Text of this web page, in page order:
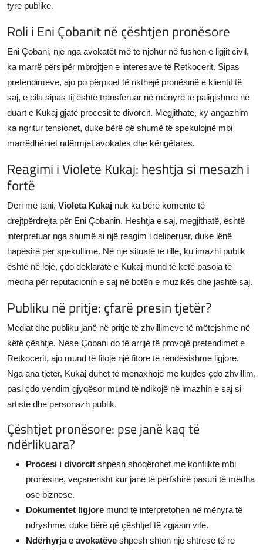
tyre publike.
Roli i Eni Çobanit në çështjen pronësore
Eni Çobani, një nga avokatët më të njohur në fushën e ligjit civil,
ka marrë përsipër mbrojtjen e interesave të Retkocerit. Sipas
pretendimeve, ajo po përpiqet të rikthejë pronësinë e klientit të
saj, e cila sipas tij është transferuar në mënyrë të paligjshme në
duart e Kukaj gjatë procesit të divorcit. Megjithatë, ky angazhim
ka ngritur tensionet, duke bërë që shumë të spekulojnë mbi
marrëdhëniet ndërmjet avokates dhe këngëtares.
Reagimi i Violete Kukaj: heshtja si mesazh i
fortë
Deri më tani, Violeta Kukaj nuk ka bërë komente të
drejtpërdrejta për Eni Çobanin. Heshtja e saj, megjithatë, është
interpretuar nga shumë si një reagim i deliberuar, duke lënë
hapësirë për spekullime. Në një situatë të tillë, ku imazhi publik
është në lojë, çdo deklaratë e Kukaj mund të ketë pasoja të
mëdha për reputacionin e saj në botën e muzikës dhe jashtë saj.
Publiku në pritje: çfarë presin tjetër?
Mediat dhe publiku janë në pritje të zhvillimeve të mëtejshme në
këtë çështje. Nëse Çobani do të arrijë të provojë pretendimet e
Retkocerit, ajo mund të fitojë një fitore të rëndësishme ligjore.
Nga ana tjetër, Kukaj duhet të menaxhojë me kujdes çdo zhvillim,
pasi çdo vendim gjyqësor mund të ndikojë në imazhin e saj si
artiste dhe personazh publik.
Çështjet pronësore: pse janë kaq të
ndërlikuara?
Procesi i divorcit shpesh shoqërohet me konflikte mbi
pronësinë, veçanërisht kur janë të përfshirë pasuri të mëdha
ose biznese.
Dokumentet ligjore mund të interpretohen në mënyra të
ndryshme, duke bërë që çështjet të zgjasin vite.
Ndërhyrja e avokatëve shpesh shton një shtresë të re